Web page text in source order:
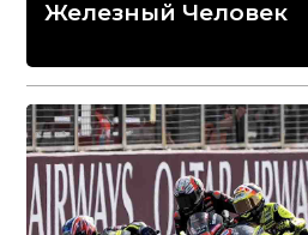
Железный Человек